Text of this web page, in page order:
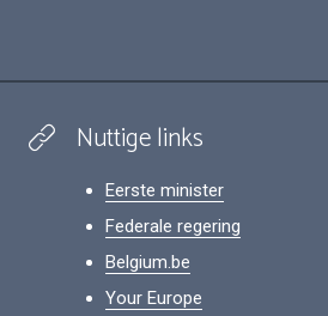
Nuttige links
Eerste minister
Federale regering
Belgium.be
Your Europe